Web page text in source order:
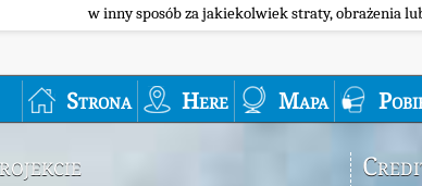
w inny sposób za jakiekolwiek straty, obrażenia
Strona Here Mapa